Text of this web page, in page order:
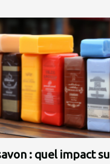
: quel impact